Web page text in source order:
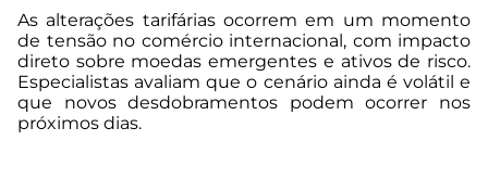
As alterações tarifárias ocorrem em um momento
de tensão no comércio internacional, com impacto
direto sobre moedas emergentes e ativos de risco.
Especialistas avaliam que o cenário ainda é volátil e
que novos desdobramentos podem ocorrer nos
próximos dias.